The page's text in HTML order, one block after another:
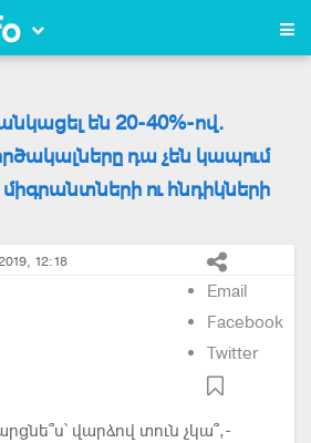
են 20-40%-ով.
դա չեն կապում
ու հնդիկների
12:18
Email
Facebook
Twitter
վարձով տուն չկա՞,-